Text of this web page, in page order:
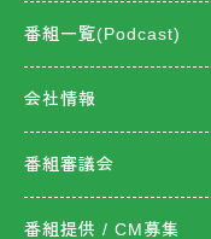
番組一覧(Podcast)
会社情報
番組審議会
番組提供 / CM募集